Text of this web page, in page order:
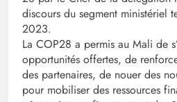
discours du segment ministériel
2023.
La COP28 a permis au Mali de
opportunités offertes, de
des partenaires, de nouer des
pour mobiliser des ressources